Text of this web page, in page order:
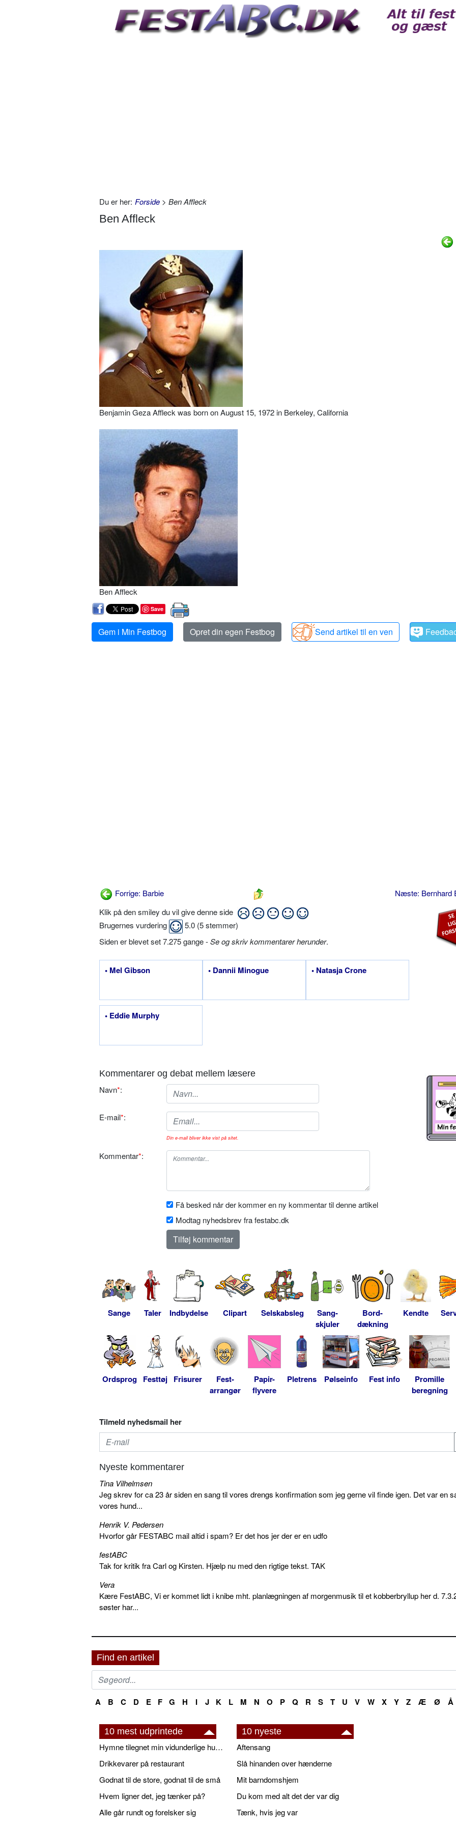
Du er her: Forside > Ben Affleck
Ben Affleck
Benjamin Geza Affleck was born on August 15, 1972 in Berkeley, California
Ben Affleck
Save
Gem i Min Festbog Opret din egen Festbog Send artikel til en ven
Forrige: Barbie
Næste: Bernhard
Klik på den smiley du vil give denne side
Brugernes vurdering
5.0 (5stemmer)
Siden er blevet set 7.275 gange -Se og skriv kommentarer herunder.
• Mel Gibson • Dannii Minogue • Natasja Crone
• Eddie Murphy
Kommentarer og debat mellem læsere
Navn*:
E-mail*:
Din e-mail bliver ikke vist på sitet.
Kommentar*:
Få besked når der kommer en ny kommentar til denne artikel
Modtag nyhedsbrev fra festabc.dk
Sange Taler Indbydelse Clipart Selskabsleg
Sang-
skjuler
Bord-
dækning
Kendte
Ordsprog Festtøj Frisurer
Fest-
arrangør
Papir-
flyvere
Pletrens Pølseinfo Fest info
Promille
beregning
Tilmeld nyhedsmail her
Nyeste kommentarer
Tina Vilhelmsen
Jeg skrev for ca 23 år siden en sang til vores drengs konfirmation som jeg gerne vil finde igen. Det var en
vores hund...
Henrik V. Pedersen
Hvorfor går FESTABC mail altid i spam? Er det hos jer der er en udfo
festABC
Tak for kritik fra Carl og Kirsten. Hjælp nu med den rigtige tekst. TAK
Vera
Kære FestABC, Vi er kommet lidt i knibe mht. planlægningen af morgenmusik til et kobberbryllup her d.
søster har...
Find en artikel
A B C D E F G H I J K L M N O P Q R S T U V W X Y Z Æ Ø Å
10 mest udprintede
Hymne tilegnet min vidunderlige husbond
Drikkevarer på restaurant
Godnat til de store, godnat til de små
Hvem ligner det, jeg tænker på?
Alle går rundt og forelsker sig
10 nyeste
Aftensang
Slå hinanden over hænderne
Mit barndomshjem
Du kom med alt det der var dig
Tænk, hvis jeg var